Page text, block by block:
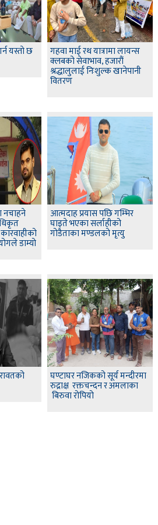
यस्ताे छ गहवा माई रथ यात्रामा लायन्स
क्लबको सेवाभाव, हजारौं
श्रद्धालुलाई निःशुल्क खानेपानी
वितरण
नचाहने
डाम्यो
आत्मदाह प्रयास पछि गम्भिर
घाइते भएका सर्लाहीको
गोडैताका मण्डलको मृत्यु
घण्टाघर नजिकको सूर्य मन्दीरमा
रुद्राक्ष रक्तचन्दन र अमलाका
बिरुवा रोपियो